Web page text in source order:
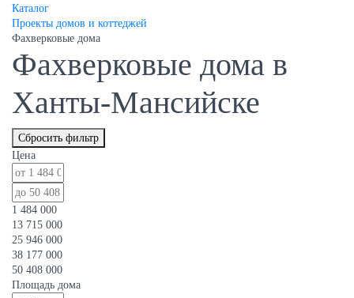
Каталог
Проекты домов и коттеджей
Фахверковые дома
Фахверковые дома в
Ханты-Мансийске
Сбросить фильтр
Цена
1 484 000
13 715 000
25 946 000
38 177 000
50 408 000
Площадь дома